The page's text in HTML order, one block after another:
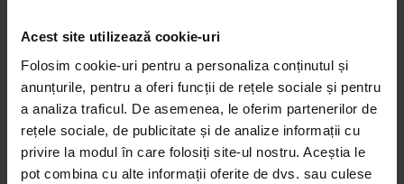
Acest site utilizează cookie-uri
Folosim cookie-uri pentru a personaliza conținutul și
anunțurile, pentru a oferi funcții de rețele sociale și pentru
a analiza traficul. De asemenea, le oferim partenerilor de
rețele sociale, de publicitate și de analize informații cu
privire la modul în care folosiți site-ul nostru. Aceștia le
pot combina cu alte informații oferite de dvs. sau culese
Din aceeași categorie